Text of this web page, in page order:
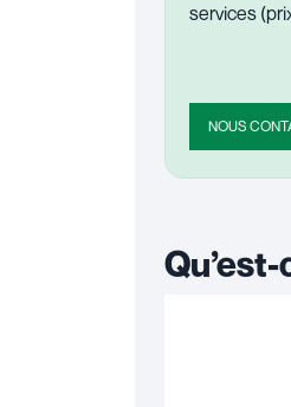
services
NOUS